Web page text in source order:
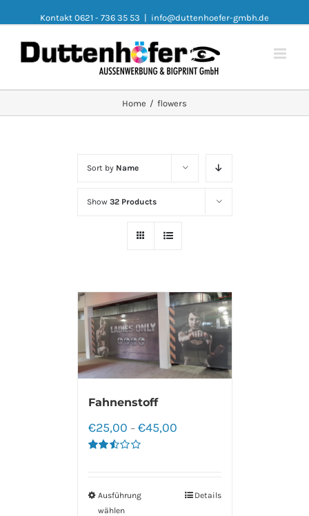
Kontakt 0621 - 736 35 53 | info@duttenhoefer-gmbh.de
Home / flowers
Sort by Name
Show 32 Products
Fahnenstoff
von 5
€25,00 – €45,00
Ausführung
wählen
Details